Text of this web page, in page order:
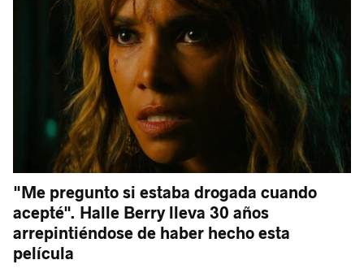
"Me pregunto si estaba drogada cuando
acepté". Halle Berry lleva 30 años
arrepintiéndose de haber hecho esta
película